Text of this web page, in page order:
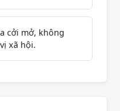
cởi mở, không
xã hội.